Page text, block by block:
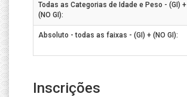
Todas as Categorias de Idade e Peso - (GI) +
(NO GI):
Absoluto - todas as faixas - (GI) + (NO GI):
Inscrições